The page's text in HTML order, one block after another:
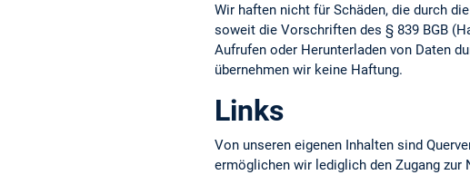
Wir haften nicht für Schäden, die durch
soweit die Vorschriften des § 839 BGB
Aufrufen oder Herunterladen von Daten
übernehmen wir keine Haftung.
Links
Von unseren eigenen Inhalten sind
ermöglichen wir lediglich den Zugang zur